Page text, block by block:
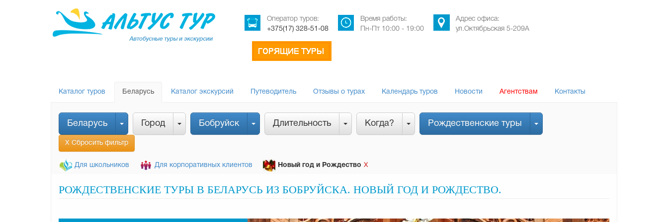
Оператор туров:
+375(17) 328-51-08
Время работы:
Пн-Пт 10:00 - 19:00
Адрес офиса:
ул.Октябрьская 5-209А
Каталог туров Беларусь Каталог экскурсий Путеводитель Отзывы о турах Календарь туров Новости Агентствам Контакты
Беларусь Город Бобруйск Длительность Когда? Рождественские туры
Х Сбросить фильтр
Для школьников Для корпоративных клиентов Новый год и Рождество Х
РОЖДЕСТВЕНСКИЕ ТУРЫ В БЕЛАРУСЬ ИЗ БОБРУЙСКА. НОВЫЙ ГОД И РОЖДЕСТВО.